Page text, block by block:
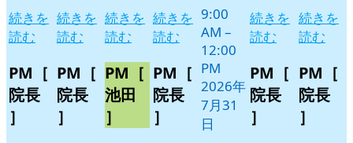
続きを
読む
PM［
院長
］
続きを
読む
PM［
院長
］
続きを
読む
PM［
池田
］
続きを
読む
PM［
院長
］
9:00
AM –
12:00
PM
2026年
7月31
日
続きを
読む
PM［
院長
］
続きを
読む
PM［
院長
］